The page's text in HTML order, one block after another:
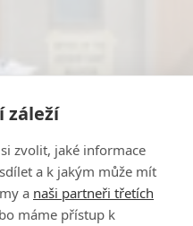
záleží
zvolit, jaké informace
a k jakým může mít
a naši partneři třetích
máme přístup k